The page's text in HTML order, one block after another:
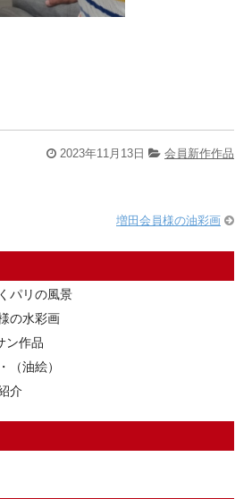
2023年11月13日 会員新作作品
増田会員様の油彩画
パリの風景
の水彩画
ン作品
（油絵）
介